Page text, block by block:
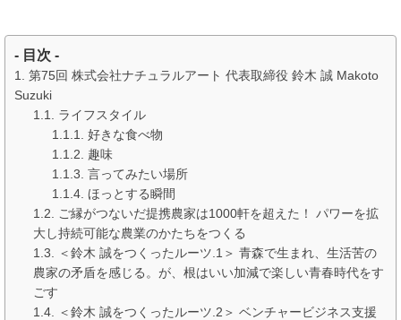
- 目次 -
第75回 株式会社ナチュラルアート 代表取締役 鈴木 誠 Makoto
Suzuki
ライフスタイル
好きな食べ物
趣味
言ってみたい場所
ほっとする瞬間
ご縁がつないだ提携農家は1000軒を超えた！ パワーを拡
大し持続可能な農業のかたちをつくる
＜鈴木 誠をつくったルーツ.1＞ 青森で生まれ、生活苦の
農家の矛盾を感じる。が、根はいい加減で楽しい青春時代をす
ごす
＜鈴木 誠をつくったルーツ.2＞ ベンチャービジネス支援